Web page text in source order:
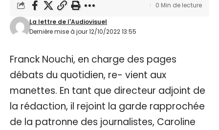
Dernière mise à jour 12/10/2022 13:55
La lettre de l'Audiovisuel
0 Min de lecture
Franck Nouchi, en charge des pages
débats du quotidien, re- vient aux
manettes. En tant que directeur adjoint de
la rédaction, il rejoint la garde rapprochée
de la patronne des journalistes, Caroline